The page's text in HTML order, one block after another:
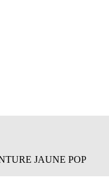
JAUNE POP